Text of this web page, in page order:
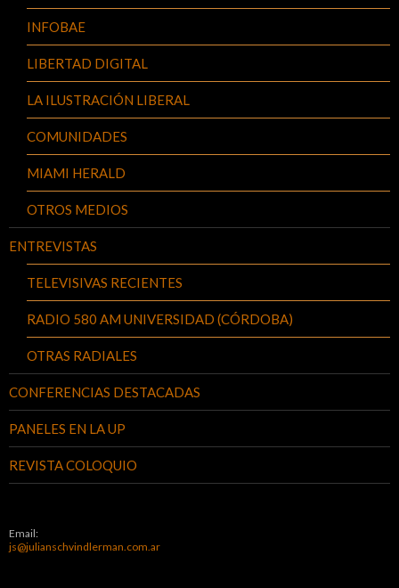
INFOBAE
LIBERTAD DIGITAL
LA ILUSTRACIÓN LIBERAL
COMUNIDADES
MIAMI HERALD
OTROS MEDIOS
ENTREVISTAS
TELEVISIVAS RECIENTES
RADIO 580 AM UNIVERSIDAD (CÓRDOBA)
OTRAS RADIALES
CONFERENCIAS DESTACADAS
PANELES EN LA UP
REVISTA COLOQUIO
Email:
js@julianschvindlerman.com.ar